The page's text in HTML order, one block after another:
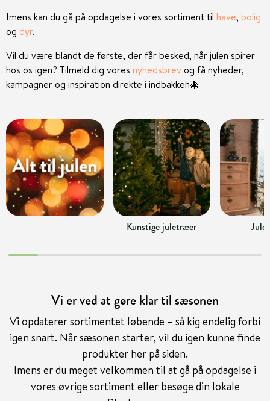
Imens kan du gå på opdagelse i vores sortiment til have, bolig
og dyr.
Vil du være blandt de første, der får besked, når julen spirer
hos os igen? Tilmeld dig vores nyhedsbrevog få nyheder,
kampagner og inspiration direkte i indbakken🎄
Kunstige juletræer
Vi er ved at gøre klar til sæsonen
Vi opdaterer sortimentet løbende – så kig endelig forbi
igen snart. Når sæsonen starter, vil du igen kunne finde
produkter her på siden.
Imens er du meget velkommen til at gå på opdagelse i
vores øvrige sortiment eller besøge din lokale